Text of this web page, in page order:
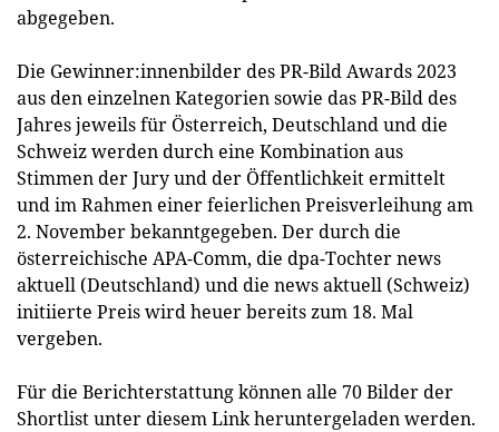
abgegeben.
Die Gewinner:innenbilder des PR-Bild Awards 2023
aus den einzelnen Kategorien sowie das PR-Bild des
Jahres jeweils für Österreich, Deutschland und die
Schweiz werden durch eine Kombination aus
Stimmen der Jury und der Öffentlichkeit ermittelt
und im Rahmen einer feierlichen Preisverleihung am
2. November bekanntgegeben. Der durch die
österreichische APA-Comm, die dpa-Tochter news
aktuell (Deutschland) und die news aktuell (Schweiz)
initiierte Preis wird heuer bereits zum 18. Mal
vergeben.
Für die Berichterstattung können alle 70 Bilder der
Shortlist unter diesem Link heruntergeladen werden.